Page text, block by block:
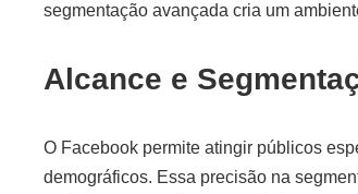
segmentação avançada cria um
Alcance e
O Facebook permite atingir públicos
demográficos. Essa precisão na